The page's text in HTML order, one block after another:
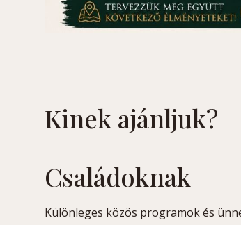
Kinek ajánljuk?
Családoknak
Különleges közös programok és